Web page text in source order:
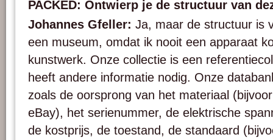
PACKED: Ontwierp je de structuur van
Johannes Gfeller: Ja, maar de structuur is
een museum, omdat ik nooit een apparaat
kunstwerk. Onze collectie is een
heeft andere informatie nodig. Onze
zoals de oorsprong van het materiaal
eBay), het serienummer, de elektrische
de kostprijs, de toestand, de standaard